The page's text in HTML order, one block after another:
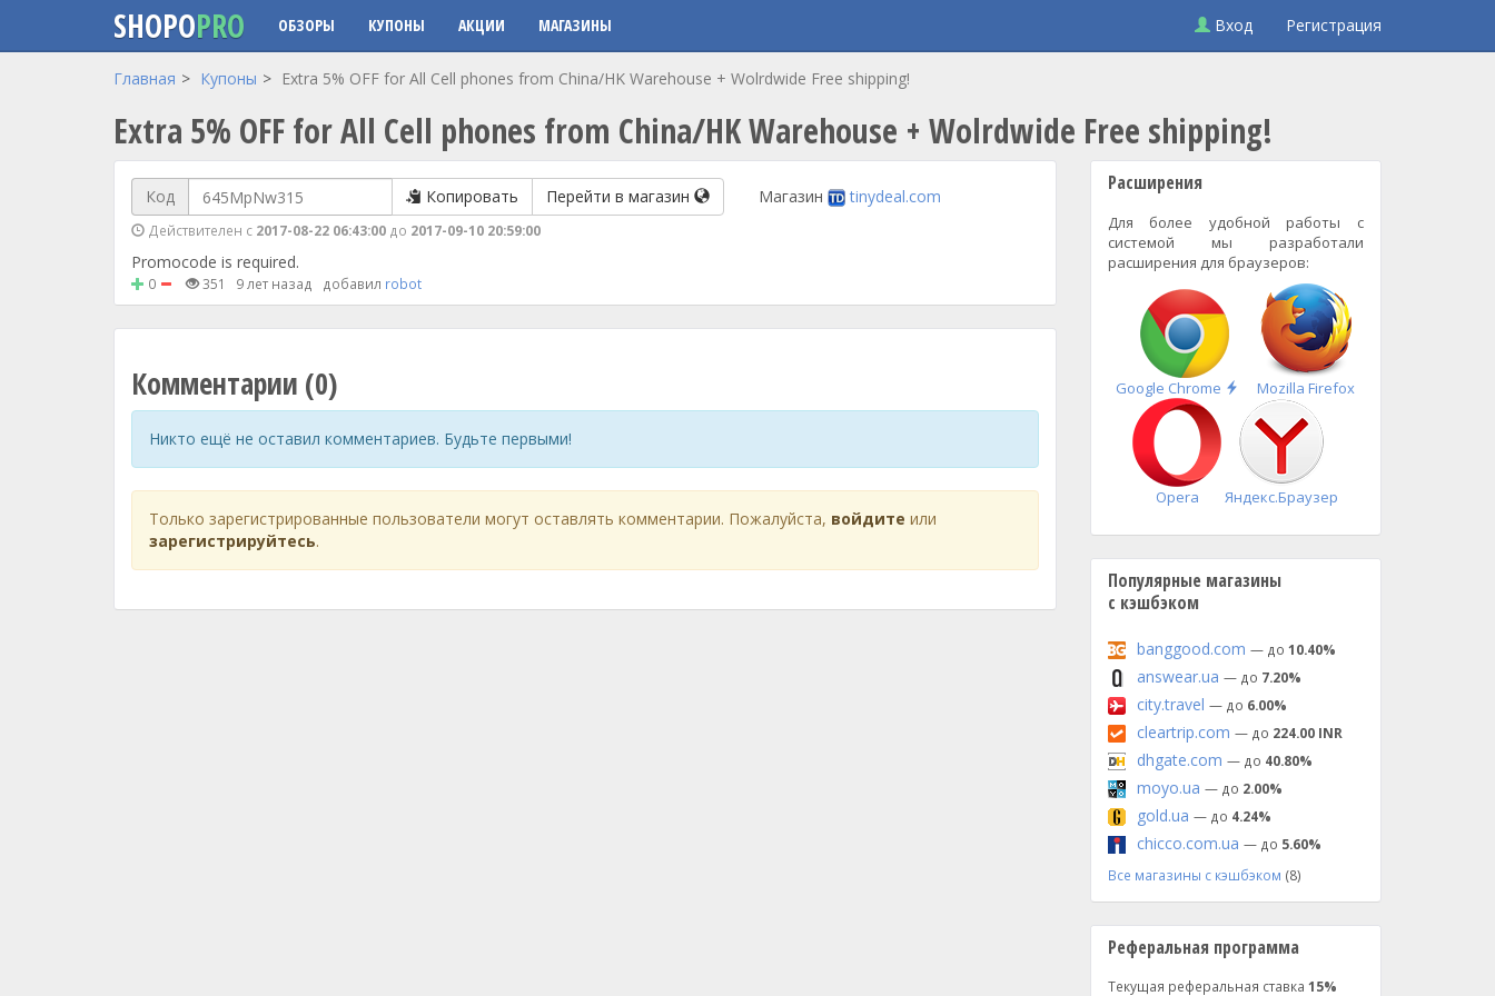
Перейти к основному содержанию
SHOPOPRO ОБЗОРЫ КУПОНЫ АКЦИИ МАГАЗИНЫ Вход Регистрация
Главная Купоны Extra 5% OFF for All Cell phones from China/HK Warehouse + Wolrdwide Free shipping!
Extra 5% OFF for All Cell phones from China/HK Warehouse + Wolrdwide Free shipping!
Код Копировать Перейти в магазин
Действителен с 2017-08-22 06:43:00 до 2017-09-10 20:59:00
Магазин tinydeal.com
Promocode is required.
0 351 9 лет назад добавил robot
Комментарии (0)
Никто ещё не оставил комментариев. Будьте первыми!
Только зарегистрированные пользователи могут оставлять комментарии. Пожалуйста, войдите или
зарегистрируйтесь.
Расширения
Для более удобной работы с
системой мы разработали
расширения для браузеров:
Google Chrome
Быстрая
установка
Mozilla Firefox
Opera Яндекс.Браузер
Популярные магазины
с кэшбэком
banggood.com — до 10.40%
answear.ua — до 7.20%
city.travel — до 6.00%
cleartrip.com — до 224.00 INR
dhgate.com — до 40.80%
moyo.ua — до 2.00%
gold.ua — до 4.24%
chicco.com.ua — до 5.60%
Все магазины с кэшбэком (8)
Реферальная программа
Текущая реферальная ставка 15%